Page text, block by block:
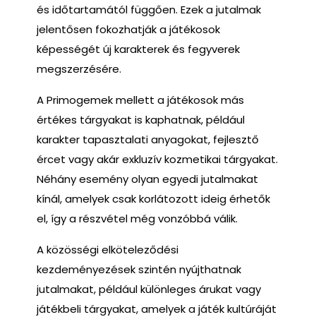
és időtartamától függően. Ezek a jutalmak
jelentősen fokozhatják a játékosok
képességét új karakterek és fegyverek
megszerzésére.
A Primogemek mellett a játékosok más
értékes tárgyakat is kaphatnak, például
karakter tapasztalati anyagokat, fejlesztő
ércet vagy akár exkluzív kozmetikai tárgyakat.
Néhány esemény olyan egyedi jutalmakat
kínál, amelyek csak korlátozott ideig érhetők
el, így a részvétel még vonzóbbá válik.
A közösségi elköteleződési
kezdeményezések szintén nyújthatnak
jutalmakat, például különleges árukat vagy
játékbeli tárgyakat, amelyek a játék kultúráját